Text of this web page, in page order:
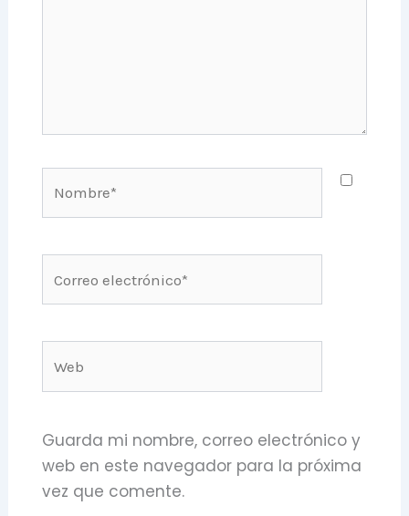
electrónico*
Guarda mi nombre, correo electrónico y
web en este navegador para la próxima
vez que comente.